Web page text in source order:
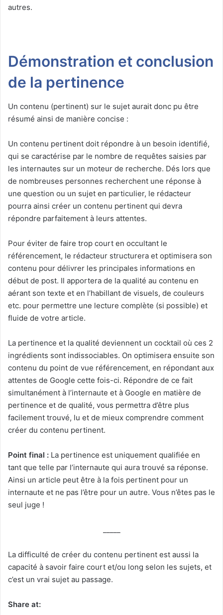
autres.
Démonstration et conclusion
de la pertinence
Un contenu (pertinent) sur le sujet aurait donc pu être
résumé ainsi de manière concise :
Un contenu pertinent doit répondre à un besoin identifié,
qui se caractérise par le nombre de requêtes saisies par
les internautes sur un moteur de recherche. Dés lors que
de nombreuses personnes recherchent une réponse à
une question ou un sujet en particulier, le rédacteur
pourra ainsi créer un contenu pertinent qui devra
répondre parfaitement à leurs attentes.
Pour éviter de faire trop court en occultant le
référencement, le rédacteur structurera et optimisera son
contenu pour délivrer les principales informations en
début de post. Il apportera de la qualité au contenu en
aérant son texte et en l’habillant de visuels, de couleurs
etc. pour permettre une lecture complète (si possible) et
fluide de votre article.
La pertinence et la qualité deviennent un cocktail où ces 2
ingrédients sont indissociables. On optimisera ensuite son
contenu du point de vue référencement, en répondant aux
attentes de Google cette fois-ci. Répondre de ce fait
simultanément à l’internaute et à Google en matière de
pertinence et de qualité, vous permettra d’être plus
facilement trouvé, lu et de mieux comprendre comment
créer du contenu pertinent.
Point final : La pertinence est uniquement qualifiée en
tant que telle par l’internaute qui aura trouvé sa réponse.
Ainsi un article peut être à la fois pertinent pour un
internaute et ne pas l’être pour un autre. Vous n’êtes pas le
seul juge !
La difficulté de créer du contenu pertinent est aussi la
capacité à savoir faire court et/ou long selon les sujets, et
c’est un vrai sujet au passage.
Share at: